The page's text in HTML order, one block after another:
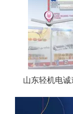
山东轻机电